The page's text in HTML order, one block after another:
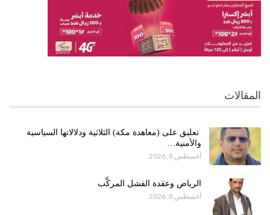
المقالات
تعليق على (معاهدة مكة) الثلاثية ودلالاتها السياسية
والأمنية…
أغسطس 8, 2026
الرياض وعقدة الفشل المركَّب
أغسطس 8, 2026